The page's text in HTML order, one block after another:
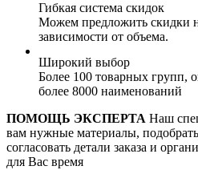
Гибкая система скидок
Можем предложить скидки
зависимости от объема.
Широкий выбор
Более 100 товарных групп,
более 8000 наименований
ПОМОЩЬ ЭКСПЕРТА Наш
вам нужные материалы,
согласовать детали заказа и
для Вас время